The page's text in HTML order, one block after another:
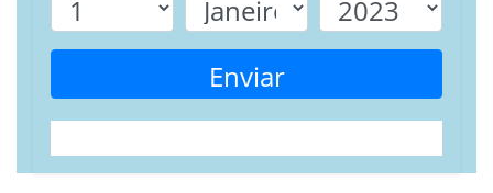
Enviar